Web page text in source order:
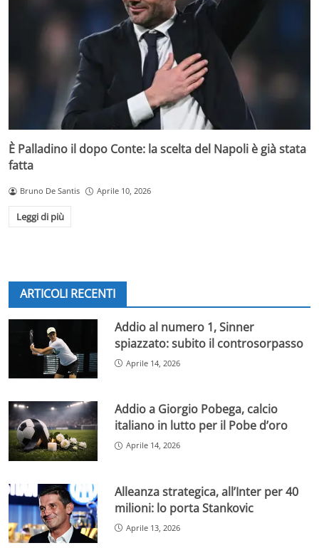
È Palladino il dopo Conte: la scelta del Napoli è già stata
fatta
Bruno De Santis Aprile 10, 2026
Leggi di più
ARTICOLI RECENTI
Addio al numero 1, Sinner
spiazzato: subito il controsorpasso
Aprile 14, 2026
Addio a Giorgio Pobega, calcio
italiano in lutto per il Pobe d’oro
Aprile 14, 2026
Alleanza strategica, all’Inter per 40
milioni: lo porta Stankovic
Aprile 13, 2026